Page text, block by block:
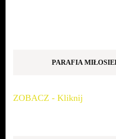
PARAFIA
ZOBACZ - Kliknij